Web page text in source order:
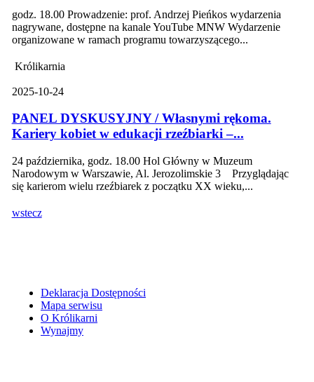
godz. 18.00 Prowadzenie: prof. Andrzej Pieńkos wydarzenia
nagrywane, dostępne na kanale YouTube MNW Wydarzenie
organizowane w ramach programu towarzyszącego...
Królikarnia
2025-10-24
PANEL DYSKUSYJNY / Własnymi rękoma.
Kariery kobiet w edukacji rzeźbiarki –...
24 października, godz. 18.00 Hol Główny w Muzeum
Narodowym w Warszawie, Al. Jerozolimskie 3 Przyglądając
się karierom wielu rzeźbiarek z początku XX wieku,...
wstecz
Deklaracja Dostępności
Mapa serwisu
O Królikarni
Wynajmy